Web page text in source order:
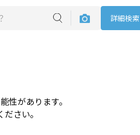
詳細検索
性があります。
さい。